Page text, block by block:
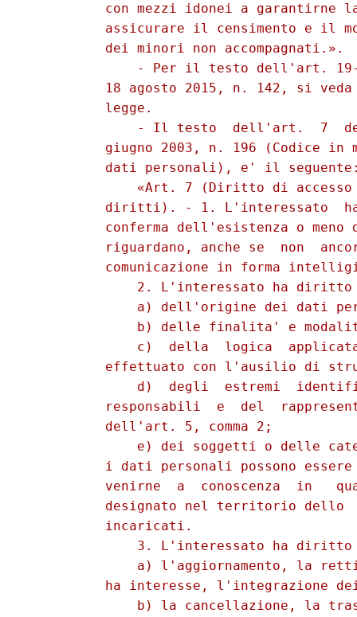
con mezzi idonei a garantirne
assicurare il censimento e il
          dei minori non accompagnati.».
- Per il testo dell'art.
18 agosto 2015, n. 142, si
          legge.
- Il testo  dell'art.  7
giugno 2003, n. 196 (Codice in
dati personali), e' il
«Art. 7 (Diritto di
diritti). - 1. L'interessato
conferma dell'esistenza o meno
riguardano, anche se  non
comunicazione in forma
2. L'interessato ha
a) dell'origine dei dati
b) delle finalita' e
c)  della  logica
effettuato con l'ausilio di
d)  degli  estremi
responsabili  e  del
          dell'art. 5, comma 2;
e) dei soggetti o delle
i dati personali possono
venirne  a  conoscenza  in
designato nel territorio dello
          incaricati.
3. L'interessato ha
a) l'aggiornamento, la
ha interesse, l'integrazione
b) la cancellazione, la